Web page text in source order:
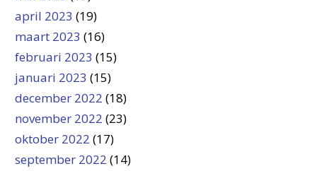
april 2023 (19)
maart 2023 (16)
februari 2023 (15)
januari 2023 (15)
december 2022 (18)
november 2022 (23)
oktober 2022 (17)
september 2022 (14)